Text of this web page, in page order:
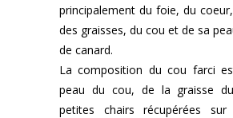
principalement du foie, du
des graisses, du cou et de sa
de canard.
La composition du cou farci
peau du cou, de la graisse
petites chairs récupérées sur